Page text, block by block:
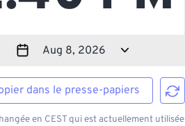
dans le presse-papiers
en CEST qui est actuellement utilisée